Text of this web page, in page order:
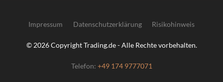
© 2026 Copyright Trading.de - Alle Rechte vorbehalten.
Telefon: +49 174 9777071
Impressum Datenschutzerklärung Risikohinweis